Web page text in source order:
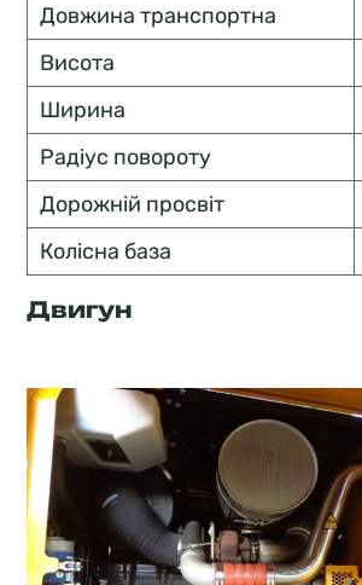
Довжина транспортна
Висота
Ширина
Радіус повороту
Дорожній просвіт
Колісна база
Двигун